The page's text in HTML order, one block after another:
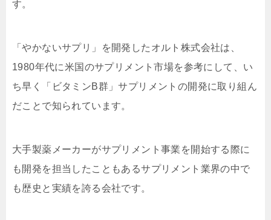
す。
「やかないサプリ」を開発したオルト株式会社は、
1980年代に米国のサプリメント市場を参考にして、い
ち早く「ビタミンB群」サプリメントの開発に取り組ん
だことで知られています。
大手製薬メーカーがサプリメント事業を開始する際に
も開発を担当したこともあるサプリメント業界の中で
も歴史と実績を誇る会社です。